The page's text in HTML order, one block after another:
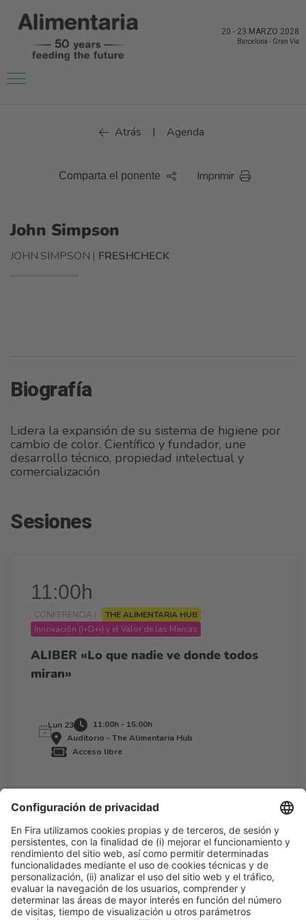
20 - 23 MARZO 2028
Barcelona - Gran Via
Atrás | Agenda
Comparta el ponente Imprimir
John Simpson
JOHN SIMPSON | FRESHCHECK
Biografía
Lidera la expansión de su sistema de higiene por
cambio de color. Científico y fundador, une
desarrollo técnico, propiedad intelectual y
comercialización
Sesiones
11:00h
CONFERENCIA |
THE ALIMENTARIA HUB
Innovación (I+D+i) y el Valor de las Marcas
ALIBER «Lo que nadie ve donde todos
miran»
Lun 23
11:00h - 15:00h
Auditorio - The Alimentaria Hub
Acceso libre